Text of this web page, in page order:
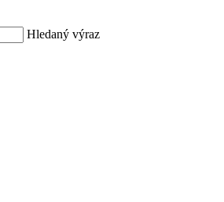
Hledaný výraz